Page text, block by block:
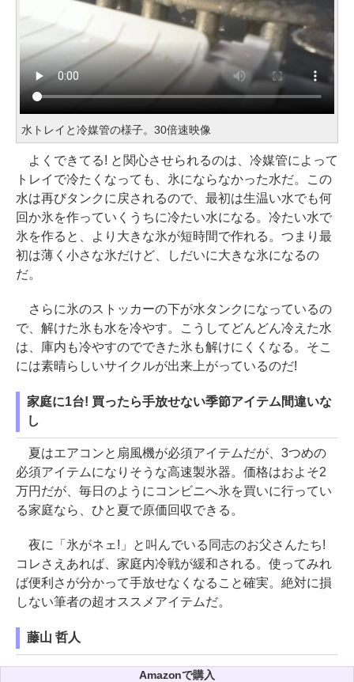
水トレイと冷媒管の様子。30倍速映像
よくできてる! と関心させられるのは、冷媒管によって
トレイで冷たくなっても、氷にならなかった水だ。この
水は再びタンクに戻されるので、最初は生温い水でも何
回か氷を作っていくうちに冷たい水になる。冷たい水で
氷を作ると、より大きな氷が短時間で作れる。つまり最
初は薄く小さな氷だけど、しだいに大きな氷になるの
だ。
さらに氷のストッカーの下が水タンクになっているの
で、解けた氷も水を冷やす。こうしてどんどん冷えた水
は、庫内も冷やすのでできた氷も解けにくくなる。そこ
には素晴らしいサイクルが出来上がっているのだ!
家庭に1台! 買ったら手放せない季節アイテム間違いな
し
夏はエアコンと扇風機が必須アイテムだが、3つめの
必須アイテムになりそうな高速製氷器。価格はおよそ2
万円だが、毎日のようにコンビニへ氷を買いに行ってい
る家庭なら、ひと夏で原価回収できる。
夜に「氷がネェ!」と叫んでいる同志のお父さんたち!
コレさえあれば、家庭内冷戦が緩和される。使ってみれ
ば便利さが分かって手放せなくなること確実。絶対に損
しない筆者の超オススメアイテムだ。
藤山 哲人
Amazonで購入